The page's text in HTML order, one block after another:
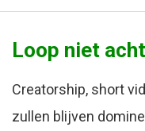
Loop niet
Creatorship, short
zullen blijven